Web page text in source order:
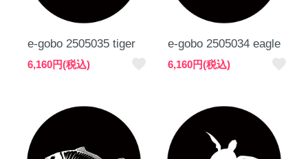
e-gobo 2505035 tiger
6,160円(税込)
e-gobo 2505034 eagle
6,160円(税込)